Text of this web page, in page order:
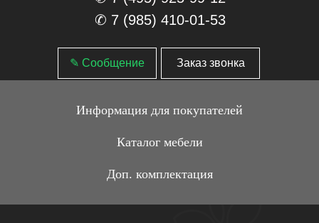
✆ 7 (985) 410-01-53
✎ Сообщение Заказ звонка
Информация для покупателей
Каталог мебели
Доп. комплектация